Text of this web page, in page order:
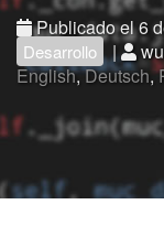
Publicado el 6
Desarrollo |
English,Deutsch,